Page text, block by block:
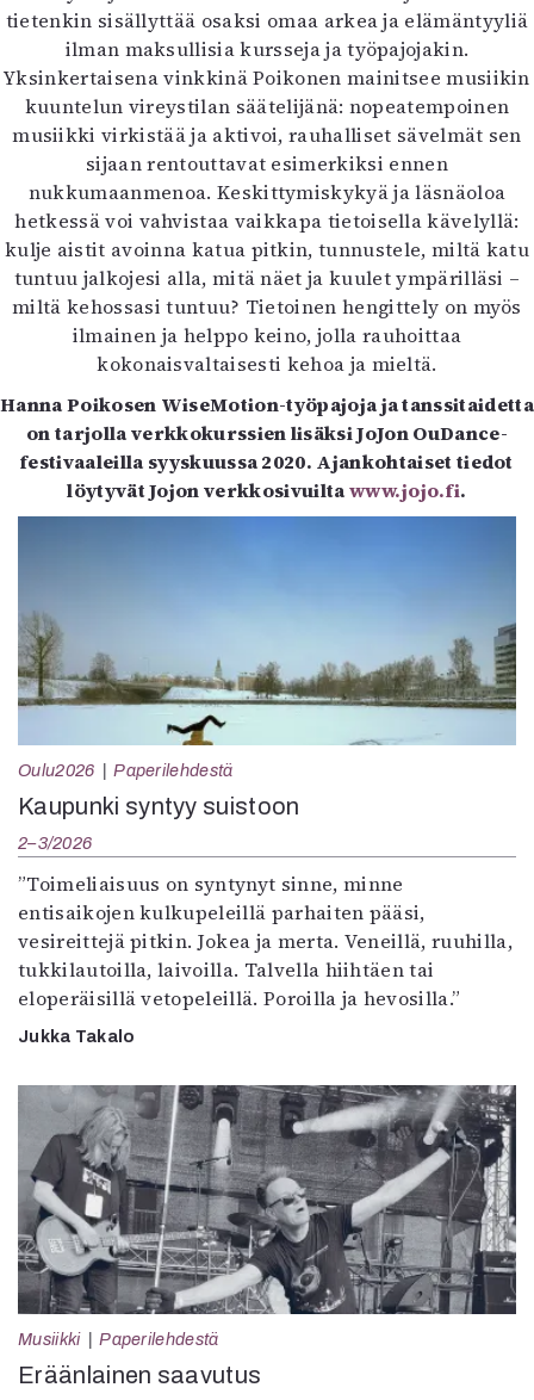
tietenkin sisällyttää osaksi omaa arkea ja elämäntyyliä
ilman maksullisia kursseja ja työpajojakin.
Yksinkertaisena vinkkinä Poikonen mainitsee musiikin
kuuntelun vireystilan säätelijänä: nopeatempoinen
musiikki virkistää ja aktivoi, rauhalliset sävelmät sen
sijaan rentouttavat esimerkiksi ennen
nukkumaanmenoa. Keskittymiskykyä ja läsnäoloa
hetkessä voi vahvistaa vaikkapa tietoisella kävelyllä:
kulje aistit avoinna katua pitkin, tunnustele, miltä katu
tuntuu jalkojesi alla, mitä näet ja kuulet ympärilläsi –
miltä kehossasi tuntuu? Tietoinen hengittely on myös
ilmainen ja helppo keino, jolla rauhoittaa
kokonaisvaltaisesti kehoa ja mieltä.
Hanna Poikosen WiseMotion-työpajoja ja tanssitaidetta
on tarjolla verkkokurssien lisäksi JoJon OuDance-
festivaaleilla syyskuussa 2020. Ajankohtaiset tiedot
löytyvät Jojon verkkosivuiltawww.jojo.fi.
Oulu2026 Paperilehdestä
Kaupunki syntyy suistoon
2–3/2026
”Toimeliaisuus on syntynyt sinne, minne
entisaikojen kulkupeleillä parhaiten pääsi,
vesireittejä pitkin. Jokea ja merta. Veneillä, ruuhilla,
tukkilautoilla, laivoilla. Talvella hiihtäen tai
eloperäisillä vetopeleillä. Poroilla ja hevosilla.”
Jukka Takalo
Musiikki Paperilehdestä
Eräänlainen saavutus